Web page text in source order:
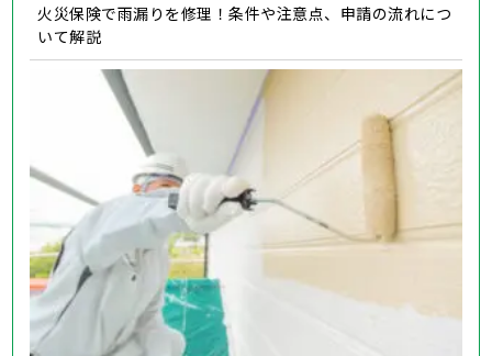
火災保険で雨漏りを修理！条件や注意点、申請の流れにつ
いて解説